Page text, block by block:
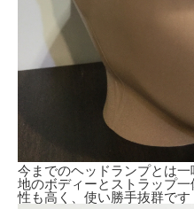
今までのヘッドランプとは
地のボディーとストラップ
性も高く、使い勝手抜群です